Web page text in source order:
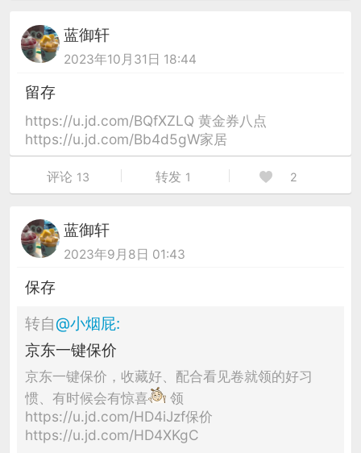
蓝御轩
2023年10月31日 18:44
留存
https://u.jd.com/BQfXZLQ 黄金券八点
https://u.jd.com/Bb4d5gW家居
评论 13 转发 1 2
蓝御轩
2023年9月8日 01:43
保存
转自@小烟屁:
京东一键保价
京东一键保价，收藏好、配合看见卷就领的好习
惯、有时候会有惊喜
领
https://u.jd.com/HD4iJzf保价
https://u.jd.com/HD4XKgC